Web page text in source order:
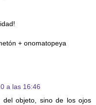
+ onomatopeya
a las 16:46
objeto, sino de los ojos